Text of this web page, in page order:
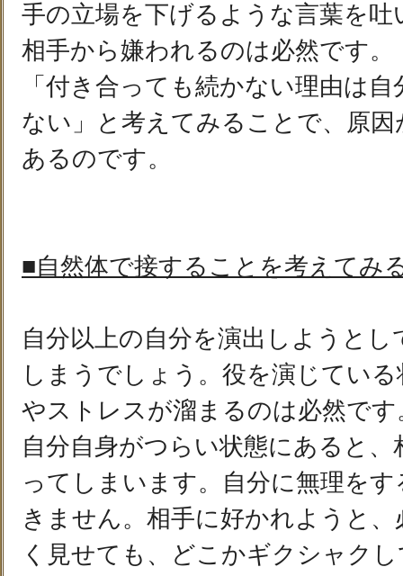
手の立場を下げるような言葉を
相手から嫌われるのは必然です。
「付き合っても続かない理由は
ない」と考えてみることで、原
あるのです。
■自然体で接することを考えてみ
自分以上の自分を演出しようと
しまうでしょう。役を演じてい
やストレスが溜まるのは必然です
自分自身がつらい状態にあると
ってしまいます。自分に無理を
きません。相手に好かれようと
く見せても、どこかギクシャク